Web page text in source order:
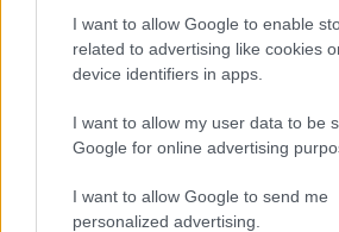
I want to allow Google to enable
related to advertising like cookies
device identifiers in apps.
I want to allow my user data to be
Google for online advertising
I want to allow Google to send me
personalized advertising.
Deco,Smart Tips
Τραπέζια που
καθημερινό δείπνο σε
τραπέζι
16.11.2025 byΣορινα Γιαννακη
Ξέχνα το brunch στον